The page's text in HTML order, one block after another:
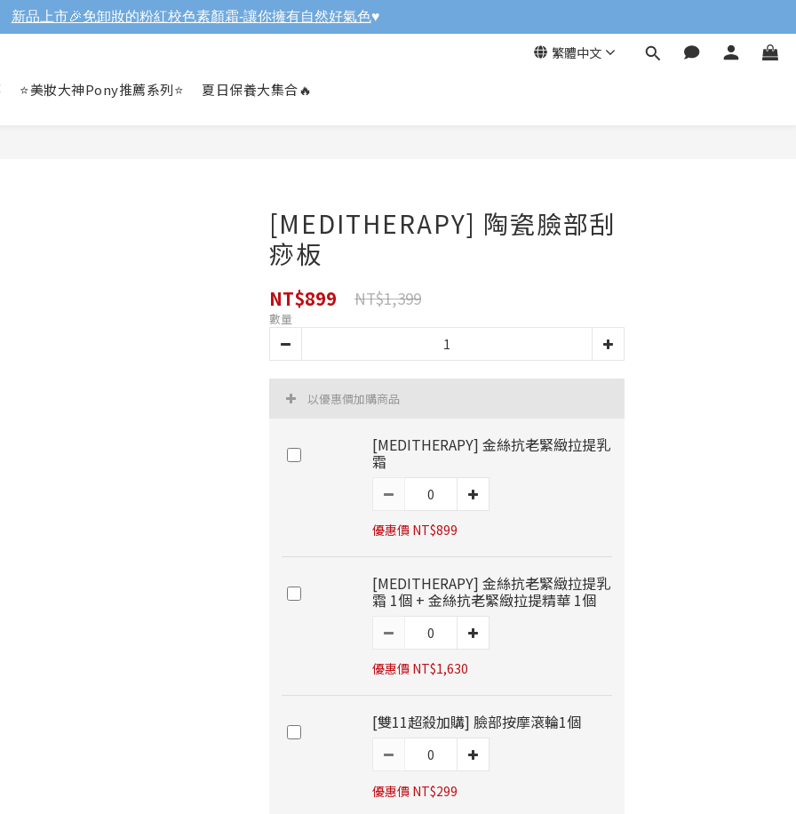
繁體中文
⭐美妝大神Pony推薦系列⭐ 夏日保養大集合🔥
[MEDITHERAPY] 陶瓷臉部刮
痧板
NT$899 NT$1,399
數量
以優惠價加購商品
[MEDITHERAPY] 金絲抗老緊緻拉提乳
霜
優惠價 NT$899
[MEDITHERAPY] 金絲抗老緊緻拉提乳
霜 1個 + 金絲抗老緊緻拉提精華 1個
優惠價 NT$1,630
[雙11超殺加購] 臉部按摩滾輪1個
優惠價 NT$299
新品上市🎉免卸妝的粉紅校色素顏霜-讓你擁有自然好氣色♥️